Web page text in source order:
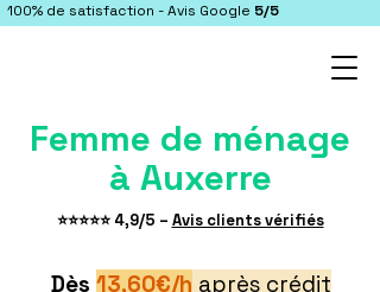
100% de satisfaction - Avis Google 5/5
Femme de ménage
à Auxerre
​⭐⭐⭐⭐⭐ 4,9/5 – Avis clients vérifiés
Dès 13,60€/h après crédit